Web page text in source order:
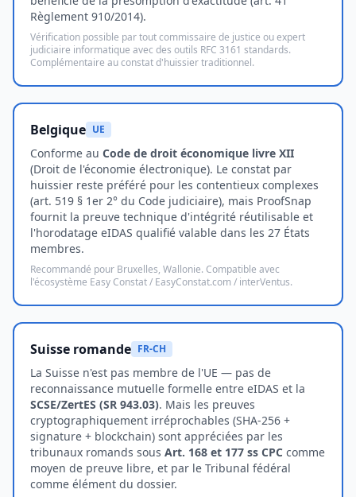
Règlement 910/2014).
Vérification possible par tout commissaire de justice ou expert
judiciaire informatique avec des outils RFC 3161 standards.
Complémentaire au constat d'huissier traditionnel.
Belgique UE
Conforme au Code de droit économique livre XII
(Droit de l'économie électronique). Le constat par
huissier reste préféré pour les contentieux complexes
(art. 519 § 1er 2° du Code judiciaire), mais ProofSnap
fournit la preuve technique d'intégrité réutilisable et
l'horodatage eIDAS qualifié valable dans les 27 États
membres.
Recommandé pour Bruxelles, Wallonie. Compatible avec
l'écosystème Easy Constat / EasyConstat.com / interVentus.
Suisse romande FR-CH
La Suisse n'est pas membre de l'UE — pas de
reconnaissance mutuelle formelle entre eIDAS et la
SCSE/ZertES (SR 943.03). Mais les preuves
cryptographiquement irréprochables (SHA-256 +
signature + blockchain) sont appréciées par les
tribunaux romands sous Art. 168 et 177 ss CPC comme
moyen de preuve libre, et par le Tribunal fédéral
comme élément du dossier.